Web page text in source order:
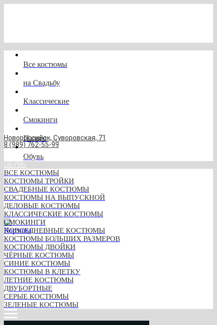
ПИДЖАКИ
Новороссийск, Суворовская, 71
8 (989) 762-55-99
ПАЛЬТО
ОБУВЬ
НА ПРИМЕРКУ
КОСТЮМЫ
Все костюмы
на Свадьбу
Классические
Смокинги
Пальто
Обувь
ВСЕ КОСТЮМЫ
КОСТЮМЫ ТРОЙКИ
СВАДЕБНЫЕ КОСТЮМЫ
КОСТЮМЫ НА ВЫПУСКНОЙ
ДЕЛОВЫЕ КОСТЮМЫ
КЛАССИЧЕСКИЕ КОСТЮМЫ
СМОКИНГИ
ПОВСЕДНЕВНЫЕ КОСТЮМЫ
КОСТЮМЫ БОЛЬШИХ РАЗМЕРОВ
КОСТЮМЫ ДВОЙКИ
ЧЁРНЫЕ КОСТЮМЫ
СИНИЕ КОСТЮМЫ
КОСТЮМЫ В КЛЕТКУ
ЛЕТНИЕ КОСТЮМЫ
ДВУБОРТНЫЕ
СЕРЫЕ КОСТЮМЫ
ЗЕЛЕНЫЕ КОСТЮМЫ